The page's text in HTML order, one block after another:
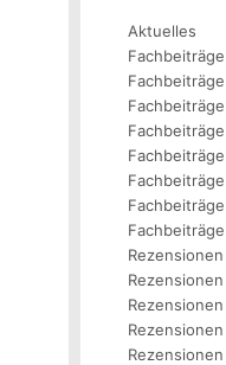
Aktuelles
Fachbeiträge
Rezensionen
Rezensionen